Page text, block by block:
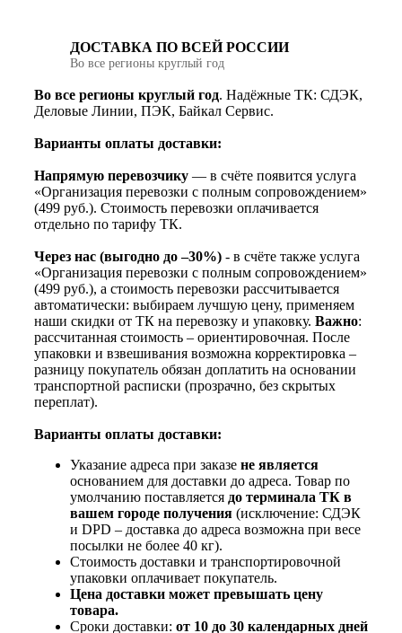
ДОСТАВКА ПО ВСЕЙ РОССИИ
Во все регионы круглый год
Во все регионы круглый год. Надёжные ТК: СДЭК,
Деловые Линии, ПЭК, Байкал Сервис.
Варианты оплаты доставки:
Напрямую перевозчику — в счёте появится услуга
«Организация перевозки с полным сопровождением»
(499 руб.). Стоимость перевозки оплачивается
отдельно по тарифу ТК.
Через нас (выгодно до –30%) - в счёте также услуга
«Организация перевозки с полным сопровождением»
(499 руб.), а стоимость перевозки рассчитывается
автоматически: выбираем лучшую цену, применяем
наши скидки от ТК на перевозку и упаковку. Важно:
рассчитанная стоимость – ориентировочная. После
упаковки и взвешивания возможна корректировка –
разницу покупатель обязан доплатить на основании
транспортной расписки (прозрачно, без скрытых
переплат).
Варианты оплаты доставки:
Указание адреса при заказе не является
основанием для доставки до адреса. Товар по
умолчанию поставляется до терминала ТК в
вашем городе получения (исключение: СДЭК
и DPD – доставка до адреса возможна при весе
посылки не более 40 кг).
Стоимость доставки и транспортировочной
упаковки оплачивает покупатель.
Цена доставки может превышать цену
товара.
Сроки доставки: от 10 до 30 календарных дней